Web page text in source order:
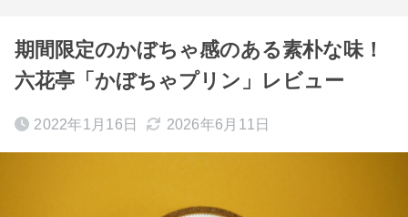
期間限定のかぼちゃ感のある素朴な味！
六花亭「かぼちゃプリン」レビュー
2022年1月16日 2026年6月11日